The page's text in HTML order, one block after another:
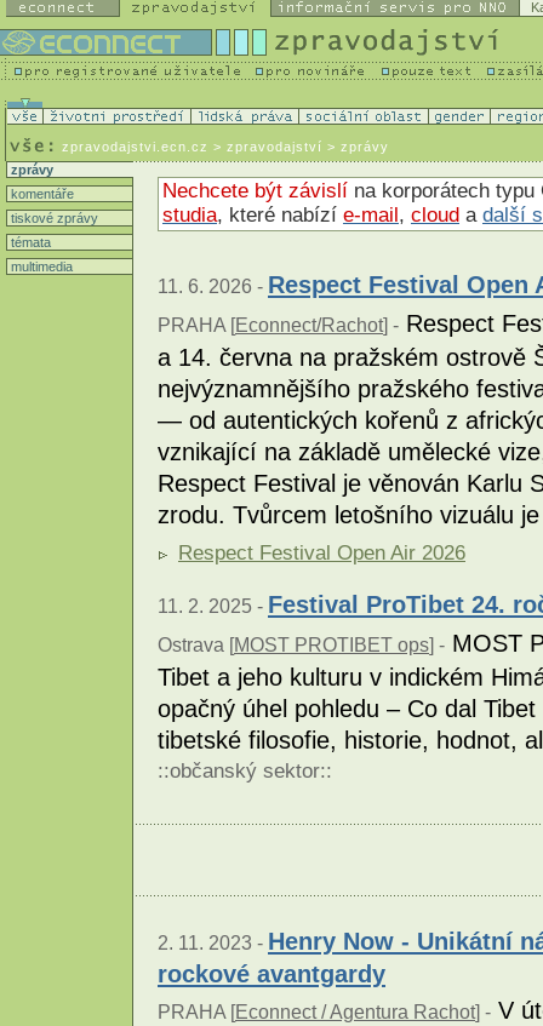
zpravodajstvi.ecn.cz > zpravodajství > zprávy
zprávy
komentáře
tiskové zprávy
témata
multimedia
Nechcete být závislí na korporátech
studia, které nabízí e-mail, cloud a další
11. 6. 2026 - Respect Festival Open
PRAHA [Econnect/Rachot] - Respect
a 14. června na pražském ostrově
nejvýznamnějšího pražského
— od autentických kořenů z
vznikající na základě umělecké
Respect Festival je věnován Karlu
zrodu. Tvůrcem letošního vizuálu
Respect Festival Open Air 2026
11. 2. 2025 - Festival ProTibet 24.
Ostrava [MOST PROTIBET ops] - MOST
Tibet a jeho kulturu v indickém
opačný úhel pohledu – Co dal
tibetské filosofie, historie, hodnot,
::občanský sektor::
2. 11. 2023 - Henry Now - Unikátní
rockové avantgardy
PRAHA [Econnect / Agentura Rachot] - V